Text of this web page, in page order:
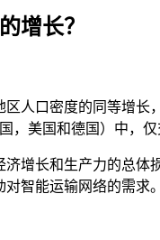
增长？
人口密度的同等增
美国和德国）中，仅
增长和生产力的总
智能运输网络的需求。